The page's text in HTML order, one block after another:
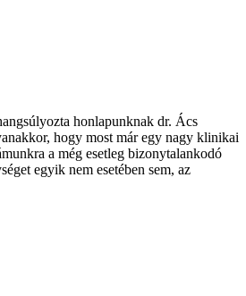
honlapunknak dr. Ács
hogy most már egy nagy klinikai
a még esetleg bizonytalankodó
egyik nem esetében sem, az